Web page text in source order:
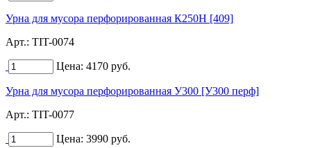
Урна для мусора перфорированная К250Н [409]
Арт.: TIT-0074
Цена: 4170 руб.
Урна для мусора перфорированная У300 [У300 перф]
Арт.: TIT-0077
Цена: 3990 руб.